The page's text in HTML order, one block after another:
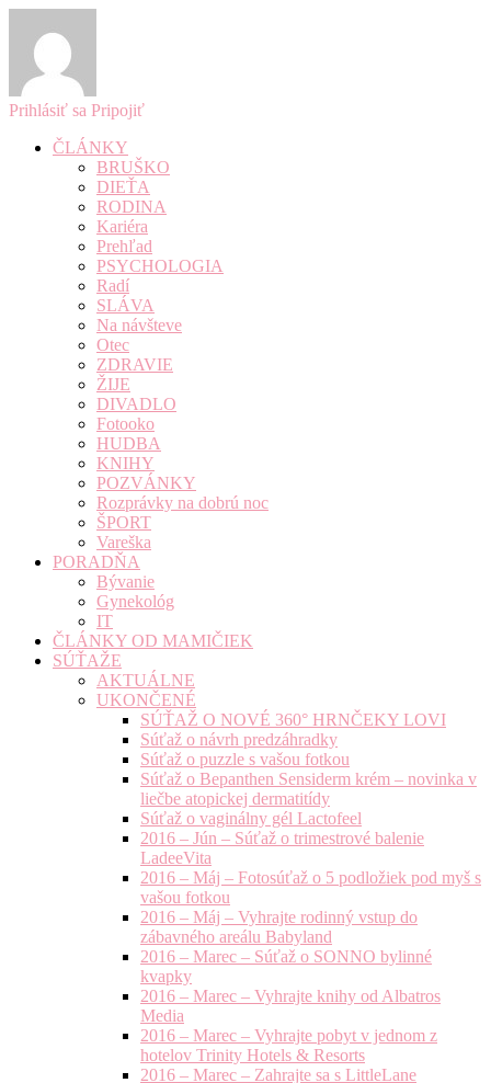
Prihlásiť sa Pripojiť
ČLÁNKY
BRUŠKO
DIEŤA
RODINA
Kariéra
Prehľad
PSYCHOLOGIA
Radí
SLÁVA
Na návšteve
Otec
ZDRAVIE
ŽIJE
DIVADLO
Fotooko
HUDBA
KNIHY
POZVÁNKY
Rozprávky na dobrú noc
ŠPORT
Vareška
PORADŇA
Bývanie
Gynekológ
IT
ČLÁNKY OD MAMIČIEK
SÚŤAŽE
AKTUÁLNE
UKONČENÉ
SÚŤAŽ O NOVÉ 360° HRNČEKY LOVI
Súťaž o návrh predzáhradky
Súťaž o puzzle s vašou fotkou
Súťaž o Bepanthen Sensiderm krém – novinka v
liečbe atopickej dermatitídy
Súťaž o vaginálny gél Lactofeel
2016 – Jún – Súťaž o trimestrové balenie
LadeeVita
2016 – Máj – Fotosúťaž o 5 podložiek pod myš s
vašou fotkou
2016 – Máj – Vyhrajte rodinný vstup do
zábavného areálu Babyland
2016 – Marec – Súťaž o SONNO bylinné
kvapky
2016 – Marec – Vyhrajte knihy od Albatros
Media
2016 – Marec – Vyhrajte pobyt v jednom z
hotelov Trinity Hotels & Resorts
2016 – Marec – Zahrajte sa s LittleLane